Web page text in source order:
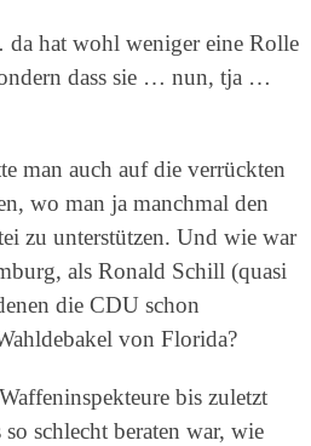
hat wohl weniger eine Rolle
dass sie … nun, tja …
man auch auf die verrückten
wo man ja manchmal den
zu unterstützen. Und wie war
als Ronald Schill (quasi
die CDU schon
von Florida?
bis zuletzt
schlecht beraten war, wie